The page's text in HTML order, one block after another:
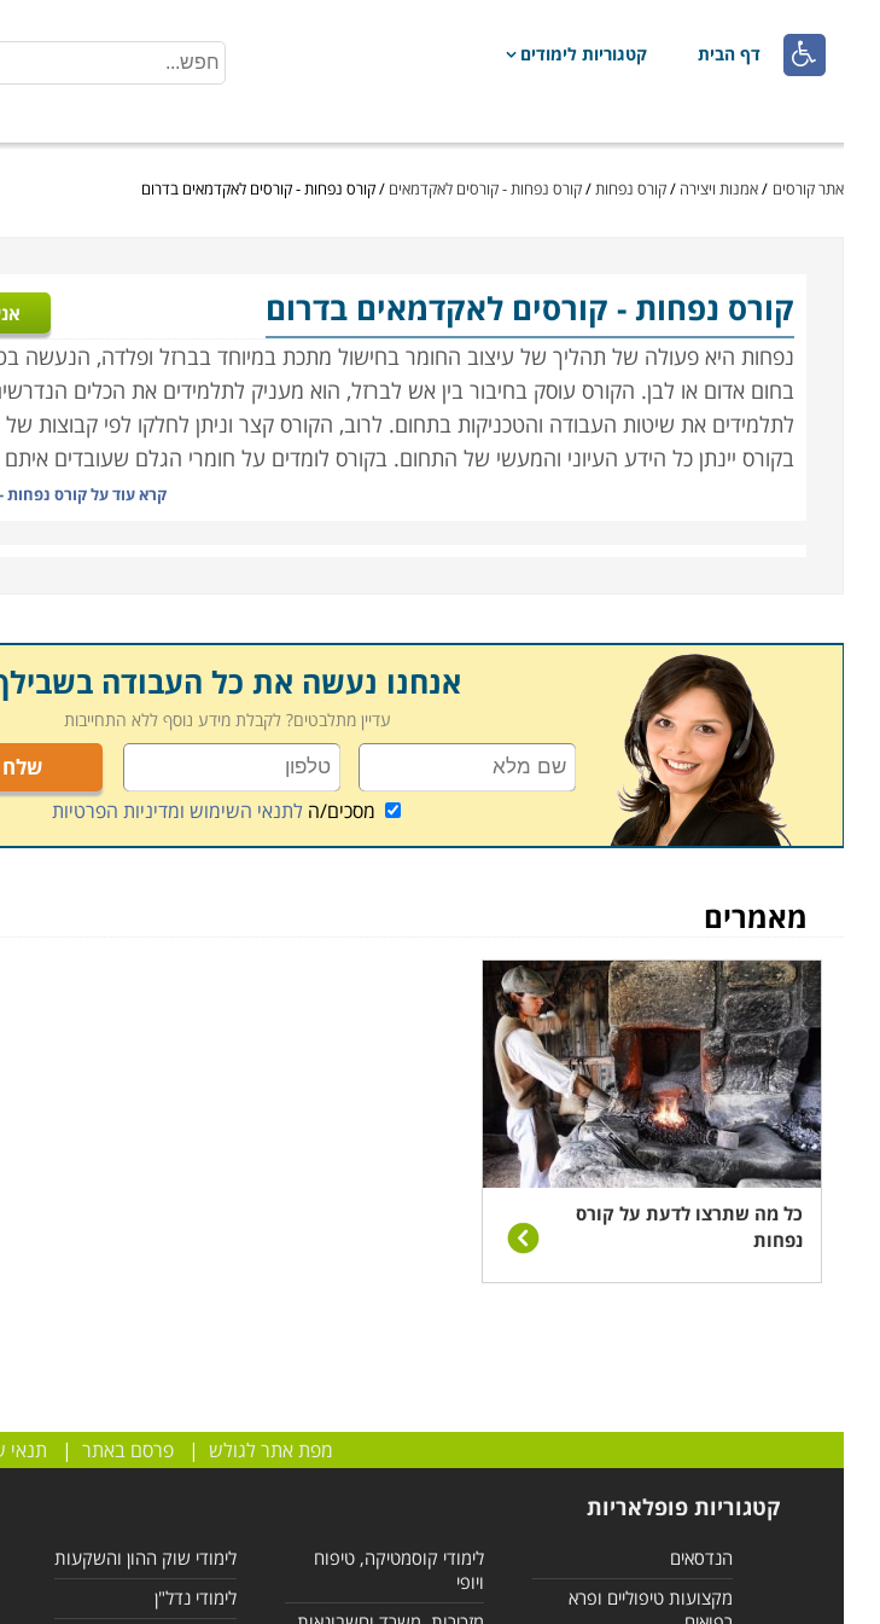
 דף הבית קטגוריות לימודים
אתר קורסים /אמנות ויצירה /קורס נפחות/קורס נפחות - קורסים לאקדמאים /קורס נפחות - קורסים לאקדמאים בדרום
קורס נפחות- קורסים לאקדמאים בדרום
נפחות היא פעולה של תהליך של עיצוב החומר בחישול מתכת במיוחד בברזל ופלדה, הנעשה
בחום אדום או לבן. הקורס עוסק בחיבור בין אש לברזל, הוא מעניק לתלמידים את הכלים
לתלמידים את שיטות העבודה והטכניקות בתחום. לרוב, הקורס קצר וניתן לחלקו לפי קבוצות
בקורס יינתן כל הידע העיוני והמעשי של התחום. בקורס לומדים על חומרי הגלם שעובדים
לומדים פרקטיקה בתחום לאלה שזו עבודתם ומעוניינים להתפתח ולרכוש עוד ידע בתחום.
כמה זמן אורך הקורס?
ברוב המקרים הלימודים נמשכים כמה מפגשים בודדים אבל קיימות גם סדנאות שבנויות על
לצד אחרים שמהווים חלק ממסלול לימודי האמנות שהוא נמשך הרבה יותר זמן. הקורס מחולק
מתקדמת. הלימודים מחולקים לעבודה בסיסית ומתקדמת. טכניקות החזקת כלי העבודה, טכניקת
בקורס תינתן הרצאה בסיסית המסבירה את ההבדלים בין עבודה מסורתית למסגרות ההרצאה
בשילוב סרטונים על יסודות הנפחות, המסגרות והנקודות הדומות ביניהן. קורס מעשי מקנה ידע
חיסום והרפיה.
ניתן ללמוד קורס לנפחות באזור באר שבע, ירושלים, תל אביב ועוד ערים ברחבי הארץ.
קרא עוד עלקורס נפחות
אנחנו נעשה את כל העבודה
עדיין מתלבטים? לקבלת מידע נוסף ללא התחייבות
שלח
מסכים/הלתנאי השימוש ומדיניות הפרטיות
מאמרים
כל מה שתרצו לדעת על קורס
נפחות
מפת אתר לגולש |פרסם באתר | תנאי
קטגוריות פופלאריות
הנדסאים
מקצועות טיפוליים ופרא
לימודי קוסמטיקה, טיפוח
ויופי
לימודי שוק ההון והשקעות
לימודי נדל"ן